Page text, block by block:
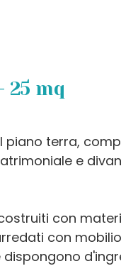
25 mq
terra,
e
con
con